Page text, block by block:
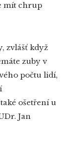
mít chrup
zvlášť když
zuby v
počtu lidí,
ošetření u
Jan